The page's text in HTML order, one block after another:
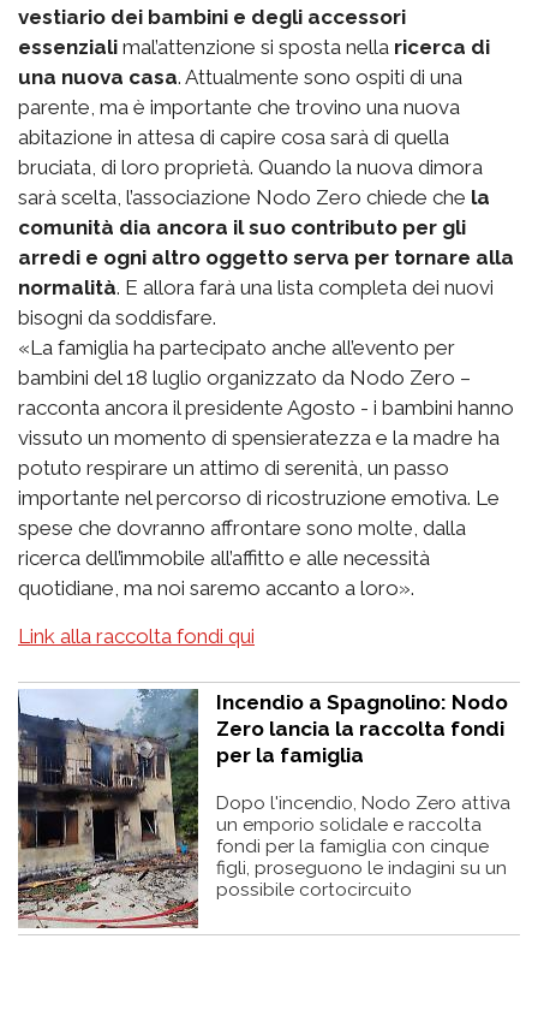
vestiario dei bambini e degli accessori
essenziali mal’attenzione si sposta nella ricerca di
una nuova casa. Attualmente sono ospiti di una
parente, ma è importante che trovino una nuova
abitazione in attesa di capire cosa sarà di quella
bruciata, di loro proprietà. Quando la nuova dimora
sarà scelta, l’associazione Nodo Zero chiede che la
comunità dia ancora il suo contributo per gli
arredi e ogni altro oggetto serva per tornare alla
normalità. E allora farà una lista completa dei nuovi
bisogni da soddisfare.
«La famiglia ha partecipato anche all’evento per
bambini del 18 luglio organizzato da Nodo Zero –
racconta ancora il presidente Agosto - i bambini hanno
vissuto un momento di spensieratezza e la madre ha
potuto respirare un attimo di serenità, un passo
importante nel percorso di ricostruzione emotiva. Le
spese che dovranno affrontare sono molte, dalla
ricerca dell’immobile all’affitto e alle necessità
quotidiane, ma noi saremo accanto a loro».
Link alla raccolta fondi qui
Incendio a Spagnolino: Nodo
Zero lancia la raccolta fondi
per la famiglia
Dopo l'incendio, Nodo Zero attiva
un emporio solidale e raccolta
fondi per la famiglia con cinque
figli, proseguono le indagini su un
possibile cortocircuito